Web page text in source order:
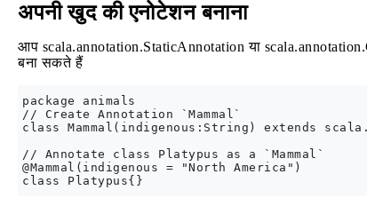
अपनी खुद की एनोटेशन बनाना
आप scala.annotation.StaticAnnotation या
बना सकते हैं
package animals
// Create Annotation `Mammal`
class Mammal(indigenous:String) extends
// Annotate class Platypus as a `Mammal`
@Mammal(indigenous = "North America")